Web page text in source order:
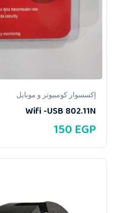
إكسسوار كومبيوتر و موبايل
Wifi -USB 802.11N
150EGP